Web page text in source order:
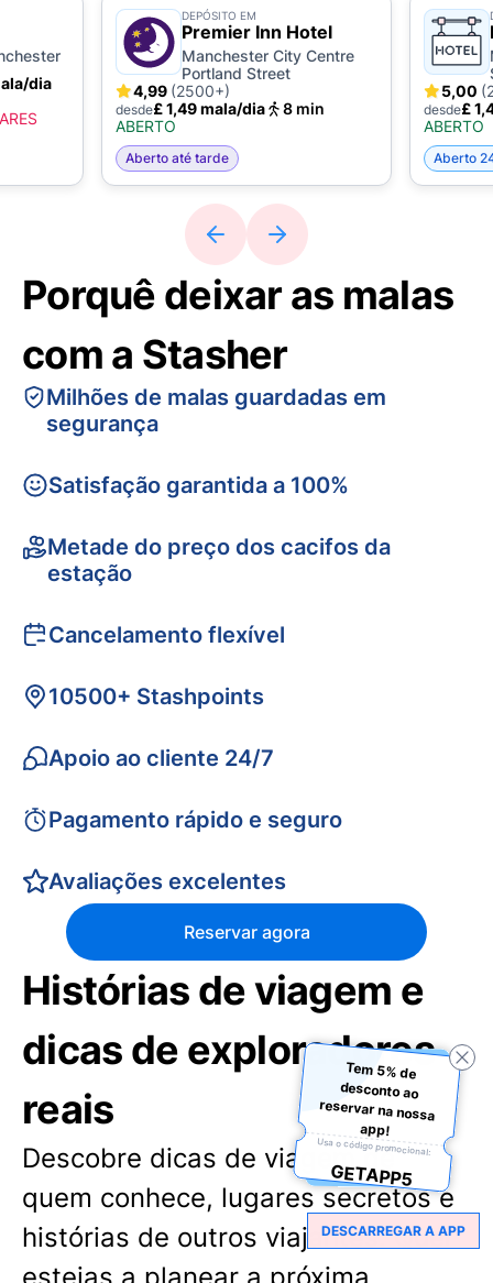
dia
DEPÓSITO EM
Premier Inn Hotel
Manchester City Centre
Portland Street
4,99 (2500+)
desde£ 1,49 mala/dia
8 min
ABERTO
Aberto até tarde
5,00
desde£
ABERTO
Aberto
Porquê deixar as malas
com a Stasher
Milhões de malas guardadas em
segurança
Satisfação garantida a 100%
Metade do preço dos cacifos da
estação
Cancelamento flexível
10500+ Stashpoints
Apoio ao cliente 24/7
Pagamento rápido e seguro
Avaliações excelentes
Reservar agora
Histórias de viagem e
dicas de exploradores
reais
Descobre dicas de viagem de
quem conhece, lugares secretos e
histórias de outros viajantes. Quer
Tem 5% de
desconto ao
reservar na nossa
app!
Usa o código promocional:
GETAPP5
DESCARREGAR A APP